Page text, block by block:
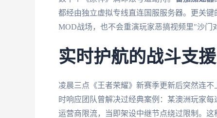
都经由独立虚拟专线直连国服服务器。更关
MOD战场，也不会重演玩家恶搞视频里"沙门
实时护航的战斗支援
凌晨三点《王者荣耀》新赛季更新后突然连不
时响应团队曾解决过经典案例：某澳洲玩家
运营商限流，当即架设中继节点绕过限制。